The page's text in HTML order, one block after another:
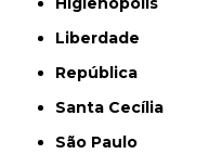
Liberdade
República
Santa Cecília
São Paulo